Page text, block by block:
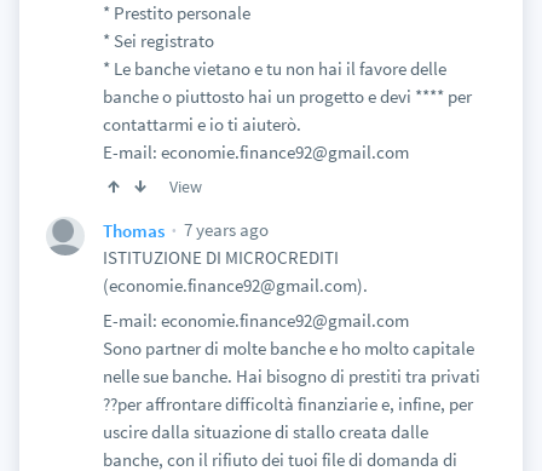
* Prestito personale
* Sei registrato
* Le banche vietano e tu non hai il favore delle
banche o piuttosto hai un progetto e devi **** per
contattarmi e io ti aiuterò.
E-mail: economie.finance92@gmail.com
View
Thomas
7 years ago
ISTITUZIONE DI MICROCREDITI
(economie.finance92@gmail.com).
E-mail: economie.finance92@gmail.com
Sono partner di molte banche e ho molto capitale
nelle sue banche. Hai bisogno di prestiti tra privati
??per affrontare difficoltà finanziarie e, infine, per
uscire dalla situazione di stallo creata dalle
banche, con il rifiuto dei tuoi file di domanda di